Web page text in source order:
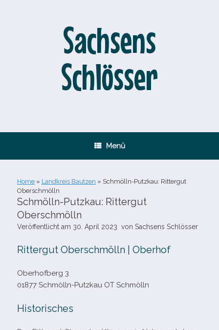
Sachsens
Schlösser
Menü
Home » Landkreis Bautzen » Schmölln-​Putzkau: Rittergut
Oberschmölln
Schmölln-​Putzkau: Rittergut
Oberschmölln
Veröffentlicht am 30. April 2023 von Sachsens Schlösser
Rittergut Oberschmölln | Oberhof
Oberhofberg 3
01877 Schmölln-​Putzkau OT Schmölln
Historisches